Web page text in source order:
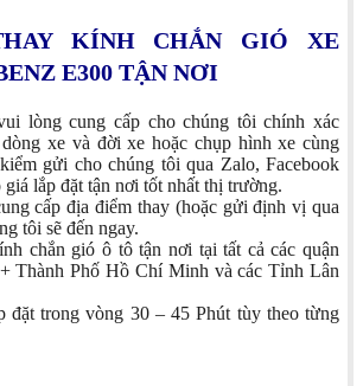
KÍNH CHẮN GIÓ XE
E300 TẬN NƠI
lòng cung cấp cho chúng tôi chính xác
xe và đời xe hoặc chụp hình xe cùng
gửi cho chúng tôi qua Zalo, Facebook
giá lắp đặt tận nơi tốt nhất thị trường.
cấp địa điểm thay (hoặc gửi định vị qua
tôi sẽ đến ngay.
chắn gió ô tô tận nơi tại tất cả các quận
Thành Phố Hồ Chí Minh và các Tỉnh Lân
đặt trong vòng 30 – 45 Phút tùy theo từng